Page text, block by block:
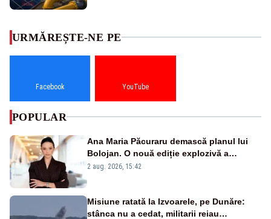
URMĂREȘTE-NE PE
Facebook YouTube
POPULAR
Ana Maria Păcuraru demască planul lui
Bolojan. O nouă ediție explozivă a
emisiunii „Miza Zilei” la Realitatea PLUS
2 aug. 2026, 15:42
Misiune ratată la Izvoarele, pe Dunăre:
stânca nu a cedat, militarii reiau